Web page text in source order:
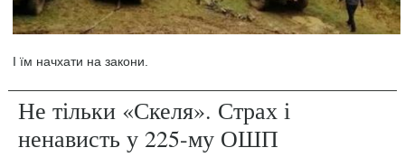
І їм начхати на закони.
Не тільки «Скеля». Страх і
ненависть у 225-му ОШП